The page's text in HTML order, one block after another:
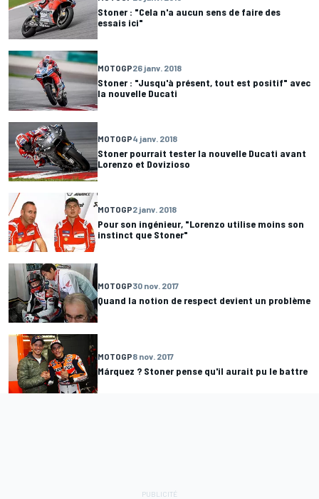
Stoner : "Cela n'a aucun sens de faire des
essais ici"
MOTOGP26 janv. 2018
Stoner : "Jusqu'à présent, tout est positif" avec
la nouvelle Ducati
MOTOGP4 janv. 2018
Stoner pourrait tester la nouvelle Ducati avant
Lorenzo et Dovizioso
MOTOGP2 janv. 2018
Pour son ingénieur, "Lorenzo utilise moins son
instinct que Stoner"
MOTOGP30 nov. 2017
Quand la notion de respect devient un problème
MOTOGP8 nov. 2017
Márquez ? Stoner pense qu'il aurait pu le battre